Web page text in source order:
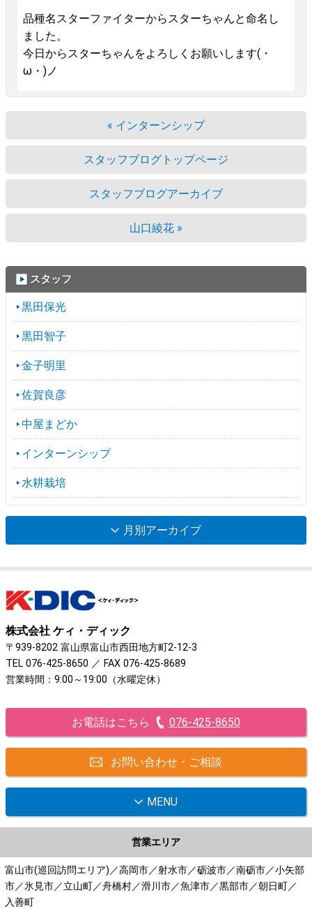
品種名スターファイターからスターちゃんと命名し
ました。
今日からスターちゃんをよろしくお願いします(・
ω・)ノ
« インターンシップ
スタッフブログトップページ
スタッフブログアーカイブ
山口綾花 »
スタッフ
黒田保光
黒田智子
金子明里
佐賀良彦
中屋まどか
インターンシップ
水耕栽培
月別アーカイブ
株式会社 ケィ・ディック
〒939-8202 富山県富山市西田地方町2-12-3
TEL 076-425-8650 ／ FAX 076-425-8689
営業時間：9:00～19:00（水曜定休）
お電話はこちら 076-425-8650
お問い合わせ・ご相談
MENU
営業エリア
富山市(巡回訪問エリア)／高岡市／射水市／砺波市／南砺市／小矢部
市／氷見市／立山町／舟橋村／滑川市／魚津市／黒部市／朝日町／
入善町